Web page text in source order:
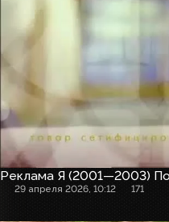
Реклама Я (2001—2003)
29 апреля 2026, 10:12 171